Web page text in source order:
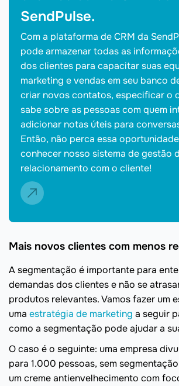
SendPulse.
Com a plataforma de CRM da
pode armazenar todas as
dos clientes para capacitar suas
marketing e vendas em seu banco
criar novos contatos, especificar o
sabe sobre as pessoas com quem
adicionar notas úteis para
Então, não perca essa
conhecer nosso sistema de gestão
relacionamento com o cliente!
Mais novos clientes com menos
A segmentação é importante para
demandas dos clientes e não se
produtos relevantes. Vamos fazer um
uma estratégia de marketing a seguir
como a segmentação pode ajudar a
O caso é o seguinte: uma empresa
para 1.000 pessoas, sem
um creme antienvelhecimento com